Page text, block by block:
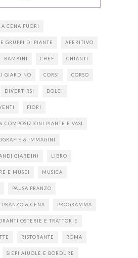
A CENA FUORI
GRUPPI DI PIANTE APERITIVO
BAMBINI CHEF CHIANTI
GIARDINO CORSI CORSO
DIVERTIRSI DOLCI
FIORI
COMPOSIZIONI PIANTE E VASI
& IMMAGINI
GIARDINI LIBRO
E MUSEI MUSICA
PAUSA PRANZO
PRANZO & CENA PROGRAMMA
OSTERIE E TRATTORIE
RISTORANTE ROMA
SIEPI AIUOLE E BORDURE